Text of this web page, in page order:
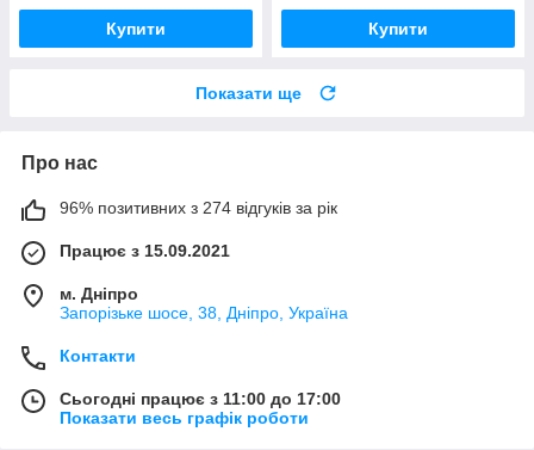
Купити Купити
Показати ще
Про нас
96% позитивних з 274 відгуків за рік
Працює з 15.09.2021
м. Дніпро
Запорізьке шосе, 38, Дніпро, Україна
Контакти
Сьогодні працює з 11:00 до 17:00
Показати весь графік роботи